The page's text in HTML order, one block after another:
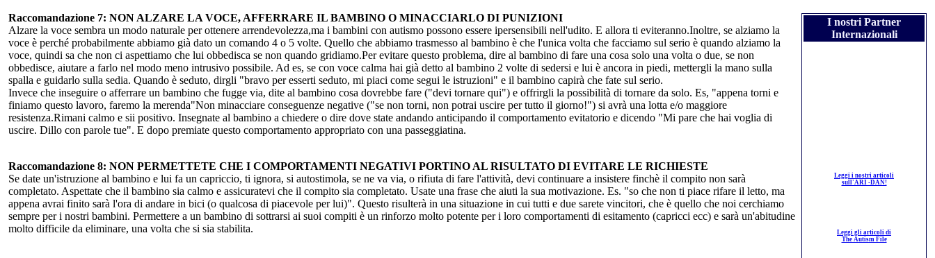
Raccomandazione 7: NON ALZARE LA VOCE, AFFERRARE IL BAMBINO O MINACCIARLO DI PUNIZIONI
Alzare la voce sembra un modo naturale per ottenere arrendevolezza,ma i bambini con autismo possono essere ipersensibili nell'udito. E allora ti eviteranno.Inoltre, se alziamo la
voce è perché probabilmente abbiamo già dato un comando 4 o 5 volte. Quello che abbiamo trasmesso al bambino è che l'unica volta che facciamo sul serio è quando alziamo la
voce, quindi sa che non ci aspettiamo che lui obbedisca se non quando gridiamo.Per evitare questo problema, dire al bambino di fare una cosa solo una volta o due, se non
obbedisce, aiutare a farlo nel modo meno intrusivo possibile. Ad es, se con voce calma hai già detto al bambino 2 volte di sedersi e lui è ancora in piedi, mettergli la mano sulla
spalla e guidarlo sulla sedia. Quando è seduto, dirgli "bravo per esserti seduto, mi piaci come segui le istruzioni" e il bambino capirà che fate sul serio.
Invece che inseguire o afferrare un bambino che fugge via, dite al bambino cosa dovrebbe fare ("devi tornare qui") e offrirgli la possibilità di tornare da solo. Es, "appena torni e
finiamo questo lavoro, faremo la merenda"Non minacciare conseguenze negative ("se non torni, non potrai uscire per tutto il giorno!") si avrà una lotta e/o maggiore
resistenza.Rimani calmo e sii positivo. Insegnate al bambino a chiedere o dire dove state andando anticipando il comportamento evitatorio e dicendo "Mi pare che hai voglia di
uscire. Dillo con parole tue". E dopo premiate questo comportamento appropriato con una passeggiatina.
Raccomandazione 8: NON PERMETTETE CHE I COMPORTAMENTI NEGATIVI PORTINO AL RISULTATO DI EVITARE LE RICHIESTE
Se date un'istruzione al bambino e lui fa un capriccio, ti ignora, si autostimola, se ne va via, o rifiuta di fare l'attività, devi continuare a insistere finchè il compito non sarà
completato. Aspettate che il bambino sia calmo e assicuratevi che il compito sia completato. Usate una frase che aiuti la sua motivazione. Es. "so che non ti piace rifare il letto, ma
appena avrai finito sarà l'ora di andare in bici (o qualcosa di piacevole per lui)". Questo risulterà in una situazione in cui tutti e due sarete vincitori, che è quello che noi cerchiamo
sempre per i nostri bambini. Permettere a un bambino di sottrarsi ai suoi compiti è un rinforzo molto potente per i loro comportamenti di esitamento (capricci ecc) e sarà un'abitudine
molto difficile da eliminare, una volta che si sia stabilita.
I nostri Partner
Internazionali
Leggi i nostri articoli
sull'ARI -DAN!
Leggi gli articoli di
The Autism File